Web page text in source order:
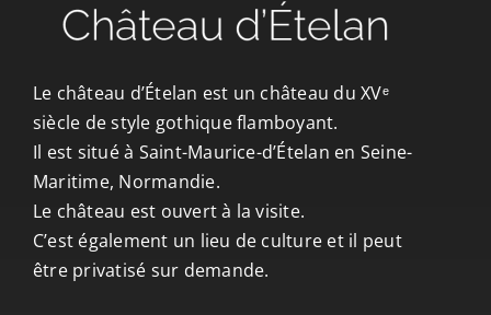
Le château d’Ételan est un château du XVᵉ
siècle de style gothique flamboyant.
Il est situé à Saint-Maurice-d’Ételan en Seine-
Maritime, Normandie.
Le château est ouvert à la visite.
C’est également un lieu de culture et il peut
être privatisé sur demande.